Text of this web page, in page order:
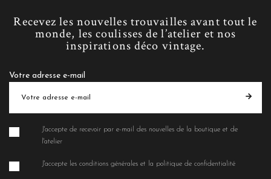
Recevez les nouvelles trouvailles avant tout le
monde, les coulisses de l’atelier et nos
inspirations déco vintage.
Votre adresse e-mail
J'accepte de recevoir par e-mail des nouvelles de la boutique et de
l'atelier
J'accepte les conditions générales et la politique de confidentialité